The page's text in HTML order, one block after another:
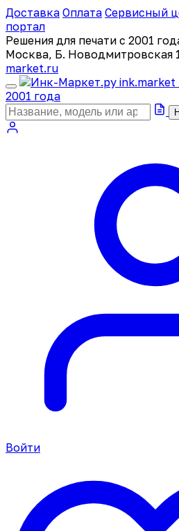
Доставка Оплата Сервисный
портал
Решения для печати с 2001
Москва, Б. Новодмитровская
market.ru
ink.market
2001 года
Войти